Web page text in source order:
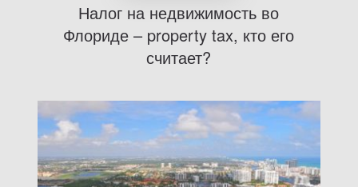
Налог на недвижимость во
Флориде – property tax, кто его
считает?